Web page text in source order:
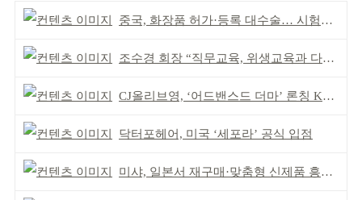
중국, 화장품 허가·등록 대수술… 시험자료 공용 허용
조수경 회장 “직무교육, 위생교육과 다르다”
CJ올리브영, ‘어드밴스드 더마’ 론칭 K더마 육성 박차
닥터포헤어, 미국 ‘세포라’ 공식 입점
미샤, 일본서 재구매·맞춤형 신제품 흥행 ‘쌍끌이’